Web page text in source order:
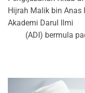
Hijrah Malik bin Anas
Akademi Darul Ilmi
(ADI) bermula